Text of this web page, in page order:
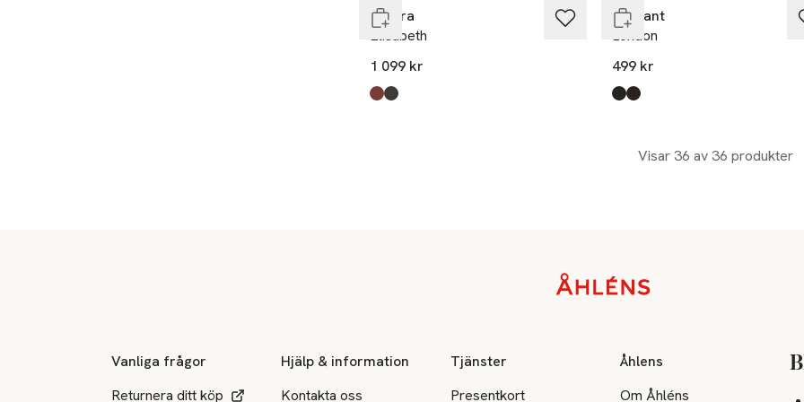
Hestra
Elisabeth
1 099 kr
Produkten finns i färgerna:
Tabac
Espresso
Ellegant
London
499 kr
Produkten finns i färgerna:
Black
Coc Brown
Visar 36 av 36 produkter
Vanliga frågor
Returnera ditt köp
Hjälp & information
Kontakta oss
Tjänster
Presentkort
Åhlens
Om Åhléns